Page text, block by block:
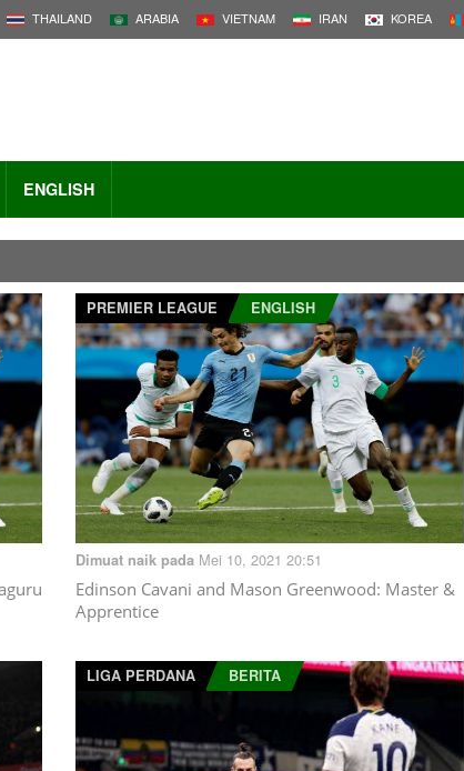
THAILAND ARABIA VIETNAM IRAN KOREA
ENGLISH
PREMIER LEAGUE ENGLISH
Dimuat naik pada Mei 10, 2021 20:51
Edinson Cavani and Mason Greenwood: Master &
Apprentice
LIGA PERDANA BERITA